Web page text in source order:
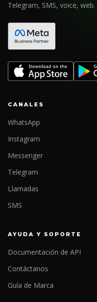
Telegram, SMS, voice,
CANALES
WhatsApp
Instagram
Messenger
Telegram
Llamadas
SMS
AYUDA Y SOPORTE
Documentación de API
Contáctanos
Guía de Marca